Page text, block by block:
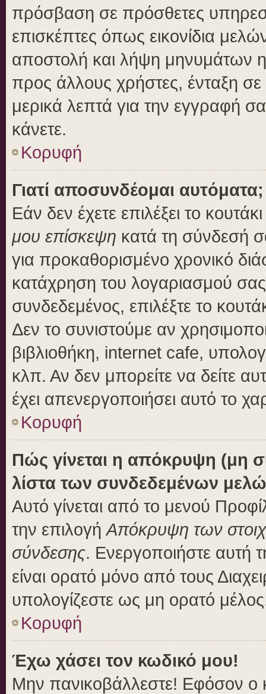
πρόσβαση σε πρόσθετες
επισκέπτες όπως εικονίδια
αποστολή και λήψη μηνυμάτων
προς άλλους χρήστες, ένταξη
μερικά λεπτά για την εγγραφή
κάνετε.
Κορυφή
Γιατί αποσυνδέομαι αυτόματα;
Εάν δεν έχετε επιλέξει το
μου επίσκεψη κατά τη σύνδεσή
για προκαθορισμένο χρονικό
κατάχρηση του λογαριασμού
συνδεδεμένος, επιλέξτε το
Δεν το συνιστούμε αν
βιβλιοθήκη, internet cafe,
κλπ. Αν δεν μπορείτε να δείτε
έχει απενεργοποιήσει αυτό το
Κορυφή
Πώς γίνεται η απόκρυψη (μη
λίστα των συνδεδεμένων
Αυτό γίνεται από το μενού
την επιλογήΑπόκρυψη των
σύνδεσης. Ενεργοποιήστε αυτή
είναι ορατό μόνο από τους
υπολογίζεστε ως μη ορατό
Κορυφή
Έχω χάσει τον κωδικό μου!
Μην πανικοβάλλεστε! Εφόσον ο